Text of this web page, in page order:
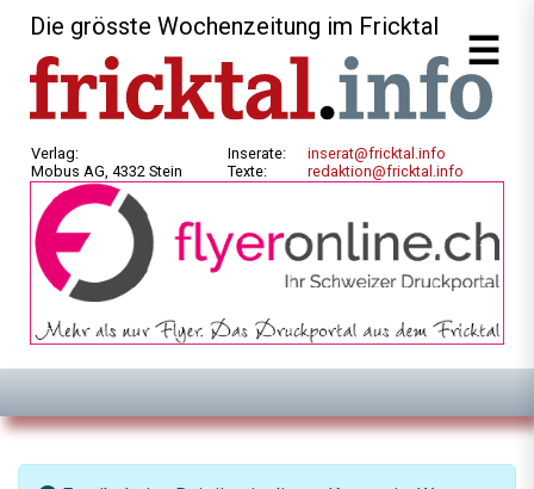
Die grösste Wochenzeitung im Fricktal
Verlag:
Mobus AG, 4332 Stein
Inserate:
Texte:
inserat@fricktal.info
redaktion@fricktal.info